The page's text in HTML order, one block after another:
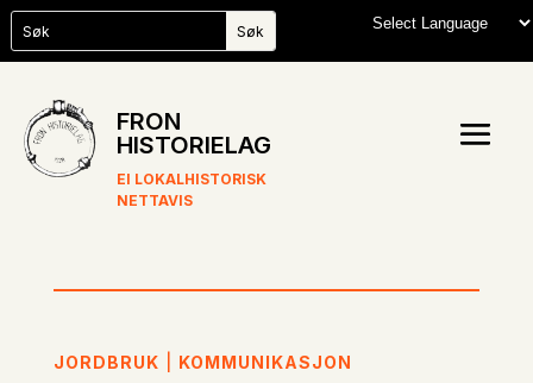
FRON
HISTORIELAG
EI LOKALHISTORISK
NETTAVIS
JORDBRUK KOMMUNIKASJON